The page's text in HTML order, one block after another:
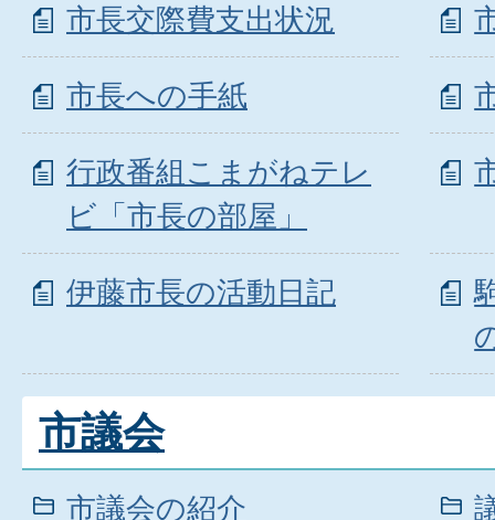
市長交際費支出状況
市長への手紙
行政番組こまがねテレ
ビ「市長の部屋」
伊藤市長の活動日記
市議会
市議会の紹介